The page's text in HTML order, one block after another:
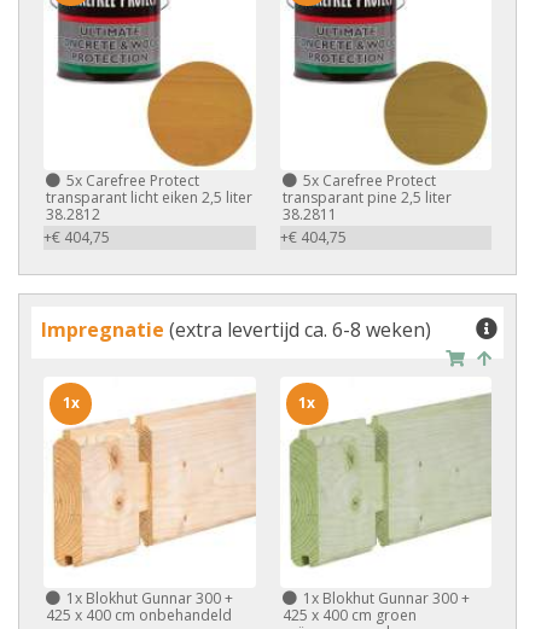
5x Carefree Protect
transparant licht eiken 2,5 liter
38.2812
+€ 404,75
5xCarefree Protect
transparant pine 2,5 liter
38.2811
+€ 404,75
Impregnatie (extra levertijd ca. 6-8 weken)
1x Blokhut Gunnar 300 +
425 x 400 cm onbehandeld
1x
1xBlokhut Gunnar 300 +
425 x 400 cm groen
1x